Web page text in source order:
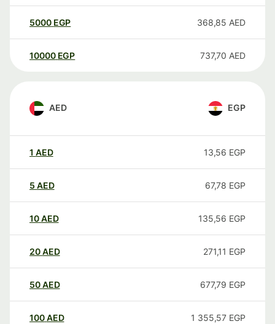
5000 EGP 368,85 AED
10000 EGP 737,70 AED
AED EGP
1 AED 13,56 EGP
5 AED 67,78 EGP
10AED 135,56 EGP
20AED 271,11 EGP
50AED 677,79 EGP
100AED 1 355,57 EGP